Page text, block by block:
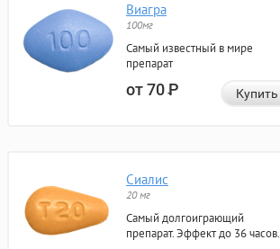
Виагра
100мг
Самый известный в мире
препарат
от 70Р Купить
Сиалис
20 мг
Самый долгоиграющий
препарат. Эффект до 36 часов.